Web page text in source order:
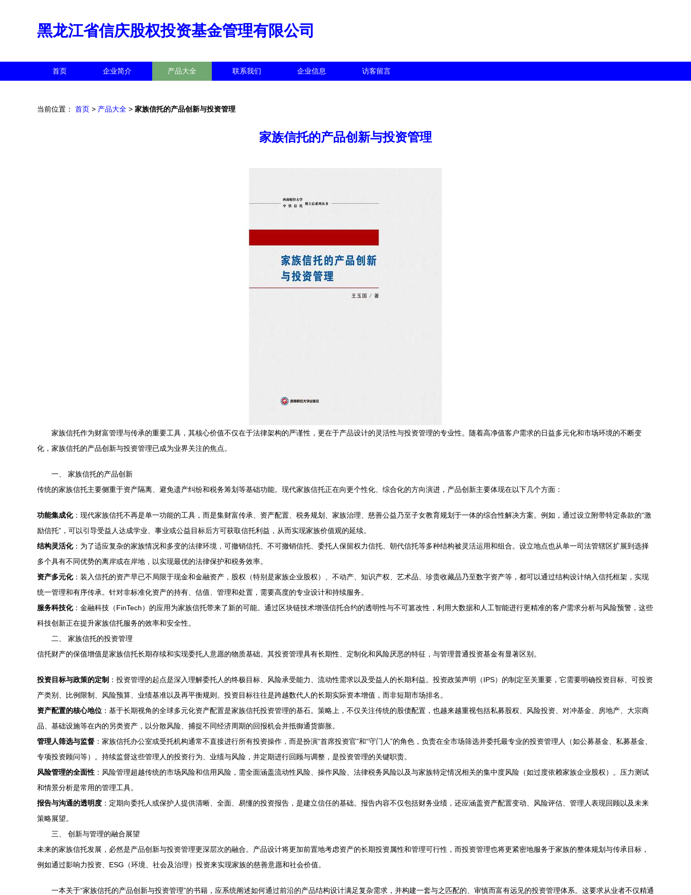
黑龙江省信庆股权投资基金管理有限公司
首页 企业简介 产品大全 联系我们 企业信息 访客留言
当前位置： 首页 > 产品大全 > 家族信托的产品创新与投资管理
家族信托的产品创新与投资管理
家族信托作为财富管理与传承的重要工具，其核心价值不仅在于法律架构的严谨性，更在于产品设计的灵活性与投资管理的专业性。随着高净值客户需求的日益多元化和市场环境的不断变
化，家族信托的产品创新与投资管理已成为业界关注的焦点。
一、 家族信托的产品创新
传统的家族信托主要侧重于资产隔离、避免遗产纠纷和税务筹划等基础功能。现代家族信托正在向更个性化、综合化的方向演进，产品创新主要体现在以下几个方面：
功能集成化：现代家族信托不再是单一功能的工具，而是集财富传承、资产配置、税务规划、家族治理、慈善公益乃至子女教育规划于一体的综合性解决方案。例如，通过设立附带特定条款的“激
励信托”，可以引导受益人达成学业、事业或公益目标后方可获取信托利益，从而实现家族价值观的延续。
结构灵活化：为了适应复杂的家族情况和多变的法律环境，可撤销信托、不可撤销信托、委托人保留权力信托、朝代信托等多种结构被灵活运用和组合。设立地点也从单一司法管辖区扩展到选择
多个具有不同优势的离岸或在岸地，以实现最优的法律保护和税务效率。
资产多元化：装入信托的资产早已不局限于现金和金融资产，股权（特别是家族企业股权）、不动产、知识产权、艺术品、珍贵收藏品乃至数字资产等，都可以通过结构设计纳入信托框架，实现
统一管理和有序传承。针对非标准化资产的持有、估值、管理和处置，需要高度的专业设计和持续服务。
服务科技化：金融科技（FinTech）的应用为家族信托带来了新的可能。通过区块链技术增强信托合约的透明性与不可篡改性，利用大数据和人工智能进行更精准的客户需求分析与风险预警，这些
科技创新正在提升家族信托服务的效率和安全性。
二、 家族信托的投资管理
信托财产的保值增值是家族信托长期存续和实现委托人意愿的物质基础。其投资管理具有长期性、定制化和风险厌恶的特征，与管理普通投资基金有显著区别。
投资目标与政策的定制 ：投资管理的起点是深入理解委托人的终极目标、风险承受能力、流动性需求以及受益人的长期利益。投资政策声明（IPS）的制定至关重要，它需要明确投资目标、可投资
产类别、比例限制、风险预算、业绩基准以及再平衡规则。投资目标往往是跨越数代人的长期实际资本增值，而非短期市场排名。
资产配置的核心地位 ：基于长期视角的全球多元化资产配置是家族信托投资管理的基石。策略上，不仅关注传统的股债配置，也越来越重视包括私募股权、风险投资、对冲基金、房地产、大宗商
品、基础设施等在内的另类资产，以分散风险、捕捉不同经济周期的回报机会并抵御通货膨胀。
管理人筛选与监督 ：家族信托办公室或受托机构通常不直接进行所有投资操作，而是扮演“首席投资官”和“守门人”的角色，负责在全市场筛选并委托最专业的投资管理人（如公募基金、私募基金、
专项投资顾问等）。持续监督这些管理人的投资行为、业绩与风险，并定期进行回顾与调整，是投资管理的关键职责。
风险管理的全面性 ：风险管理超越传统的市场风险和信用风险，需全面涵盖流动性风险、操作风险、法律税务风险以及与家族特定情况相关的集中度风险（如过度依赖家族企业股权）。压力测试
和情景分析是常用的管理工具。
报告与沟通的透明度 ：定期向委托人或保护人提供清晰、全面、易懂的投资报告，是建立信任的基础。报告内容不仅包括财务业绩，还应涵盖资产配置变动、风险评估、管理人表现回顾以及未来
策略展望。
三、 创新与管理的融合展望
未来的家族信托发展，必然是产品创新与投资管理更深层次的融合。产品设计将更加前置地考虑资产的长期投资属性和管理可行性，而投资管理也将更紧密地服务于家族的整体规划与传承目标，
例如通过影响力投资、ESG（环境、社会及治理）投资来实现家族的慈善意愿和社会价值。
一本关于“家族信托的产品创新与投资管理”的书籍，应系统阐述如何通过前沿的产品结构设计满足复杂需求，并构建一套与之匹配的、审慎而富有远见的投资管理体系。这要求从业者不仅精通